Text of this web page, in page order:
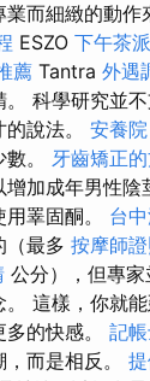
而細緻的動作
ESZO 下午茶
薦 Tantra 外遇
科學研究並
說法。 安養
。 牙齒矯正
加成年男性陰
睪固酮。 台
（最多 按摩師
公分），但專
。 這樣，你就
的快感。 記
而是相反。